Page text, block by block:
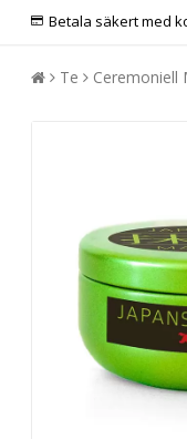
Betala säkert med
Te Ceremoniell